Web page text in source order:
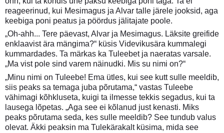
reageerinud, kui Mesimagus ja Alvar talle järele jooksid, aga
keebiga poni peatus ja pöördus jälitajate poole.
„Oh-ahh... Tere päevast, Alvar ja Mesimagus. Läksite greifide
enklaavist ära mängima?“ küsis Videvikusära kummalegi
kummardades. Ta märkas ka Tuleebet ja naeratas varsale.
„Ma vist pole sind varem näinudki. Mis su nimi on?“
„Minu nimi on Tuleebe! Ema ütles, kui see kutt sulle meeldib,
siis peaks sa temaga juba põrutama,“ vastas Tuleebe
vähimagi kõhkluseta, kuigi ta ilmesse tekkis segadus, kui ta
lausega lõpetas. „Aga see ei kõlanud just kenasti. Miks
peaks põrutama seda, kes sulle meeldib? See tundub valus
olevat. Äkki peaksin ma Tulekärakalt küsima, mida see